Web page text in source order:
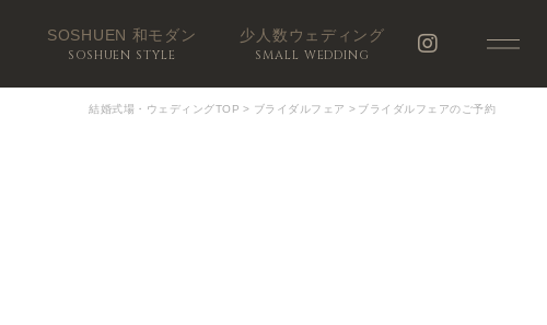
SOSHUEN 和モダン
SOSHUEN STYLE
少人数ウェディング
SMALL WEDDING
結婚式場・ウェディングTOP > ブライダルフェア > ブライダルフェアのご予約